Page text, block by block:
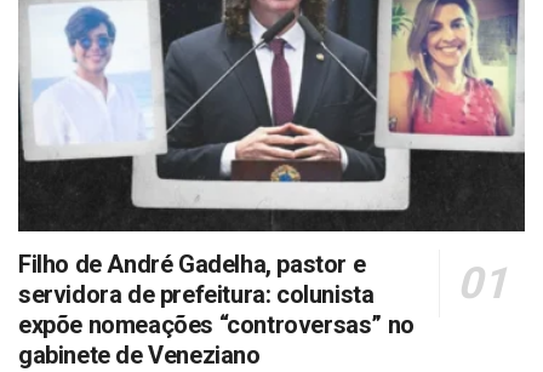
Filho de André Gadelha, pastor e
servidora de prefeitura: colunista
expõe nomeações “controversas” no
gabinete de Veneziano